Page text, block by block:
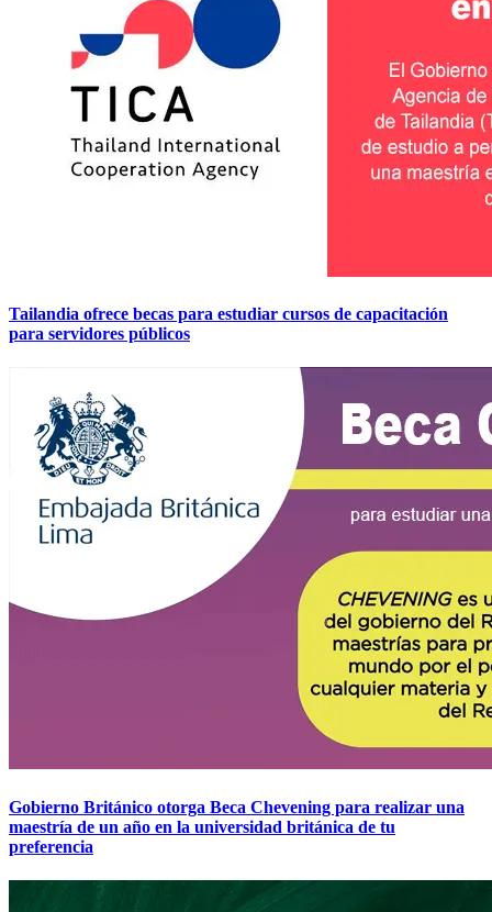
Tailandia ofrece becas para estudiar cursos de capacitación
para servidores públicos
Gobierno Británico otorga Beca Chevening para realizar una
maestría de un año en la universidad británica de tu
preferencia